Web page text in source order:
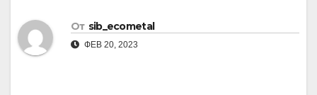
От sib_ecometal
ФЕВ 20, 2023